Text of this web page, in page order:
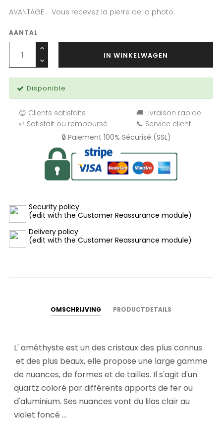
AVANTAGE : Vous recevez la pierre de la photo.
AANTAL
IN WINKELWAGEN
Disponible
😊 Clients satisfaits
🚚 Livraison rapide
↩️ Satisfait ou remboursé
📞 Service client
🔒 Paiement 100% Sécurisé (SSL)
Security policy
(edit with the Customer Reassurance module)
Delivery policy
(edit with the Customer Reassurance module)
OMSCHRIJVING PRODUCTDETAILS
L' améthyste est un des cristaux des plus connus
et des plus beaux, elle propose une large gamme
de nuances, de formes et de tailles. Il s'agit d'un
quartz coloré par différents apports de fer ou
d'aluminium. Ses nuances vont du lilas clair au
violet foncé ...